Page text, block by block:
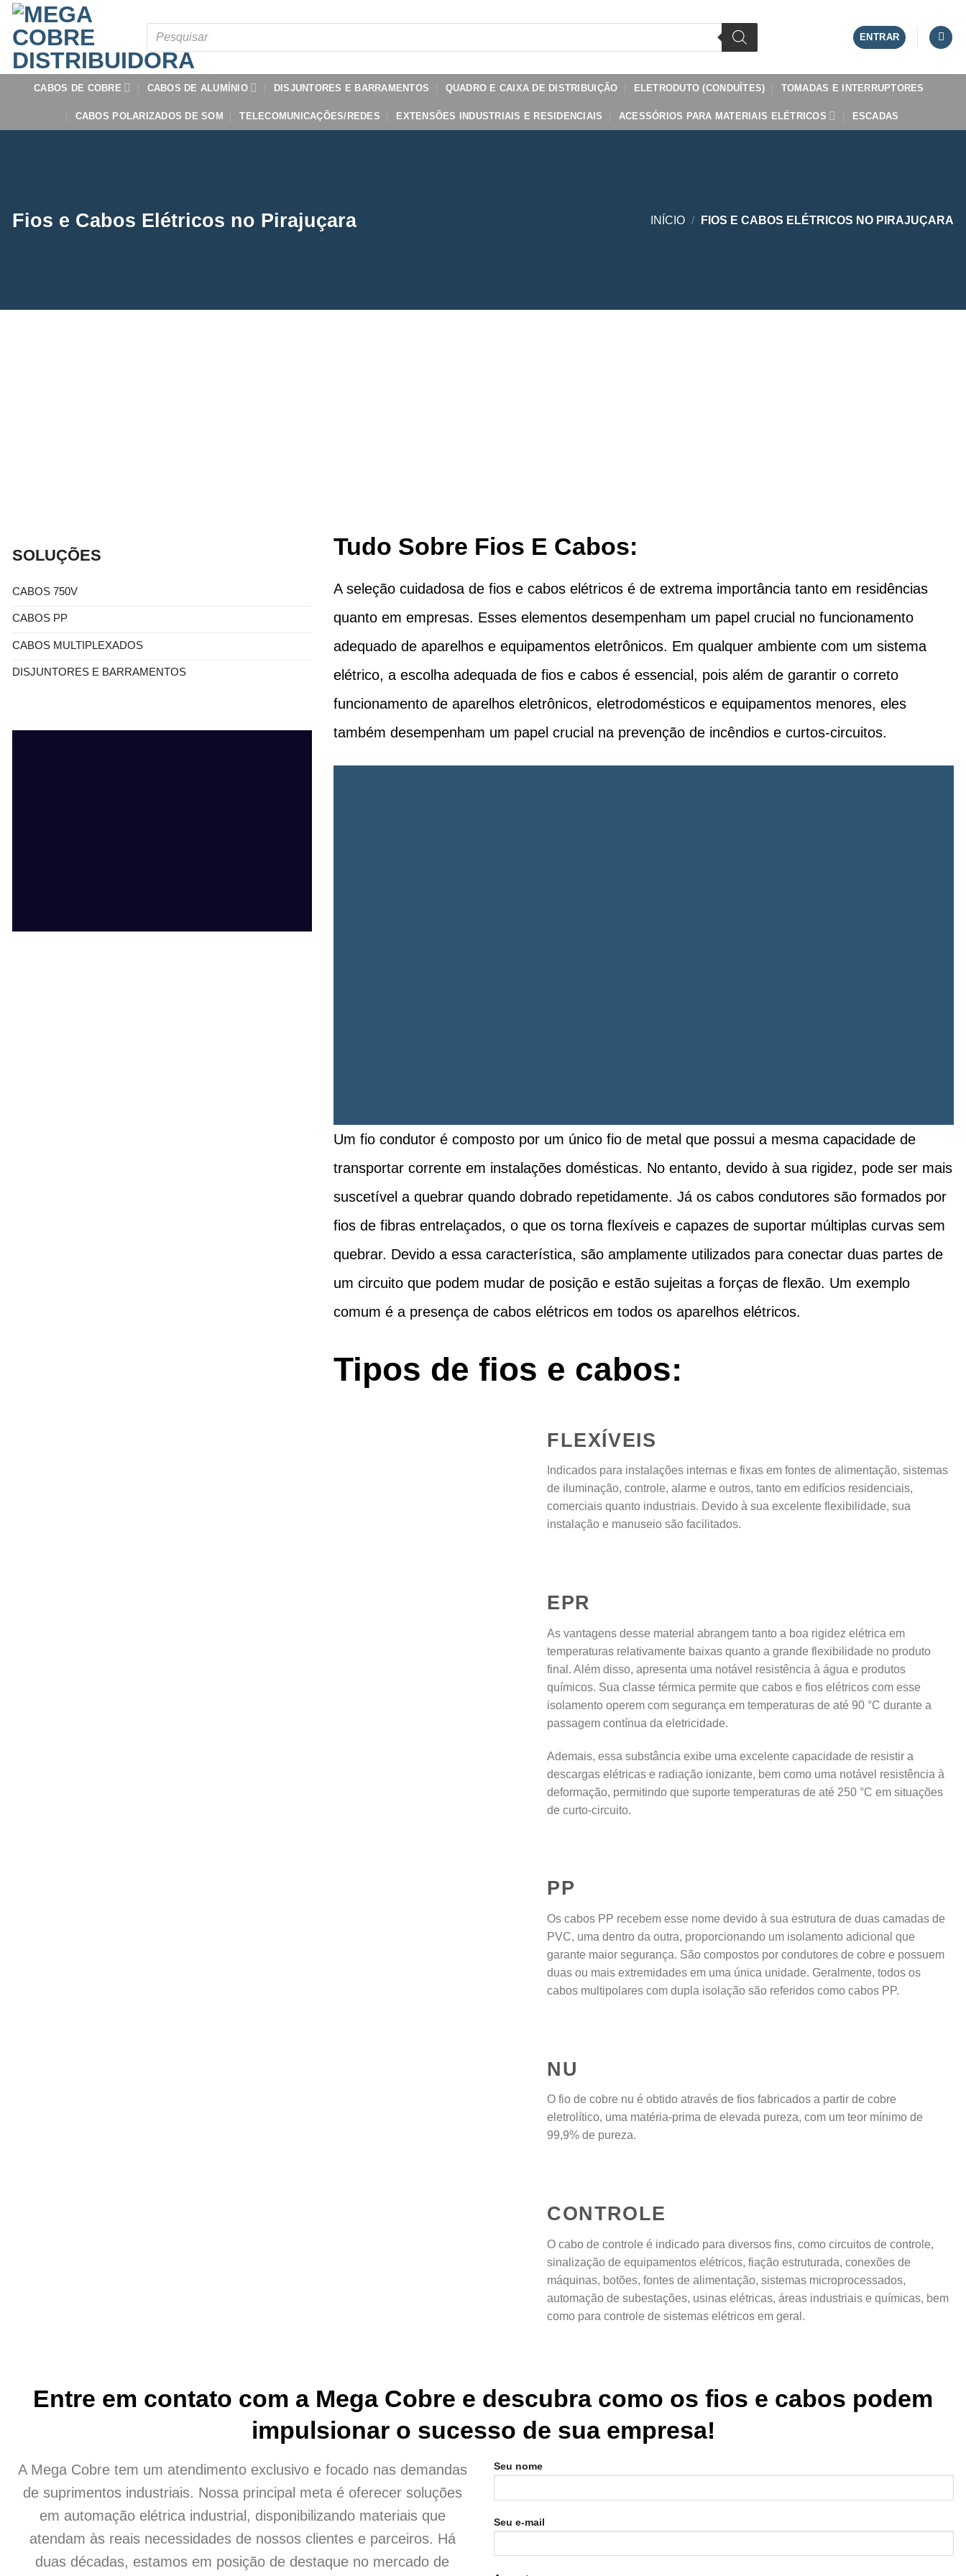
Skip
content
Pesquisar
produtos
ENTRAR
CABOS DE COBRE CABOS DE ALUMÍNIO DISJUNTORES E BARRAMENTOS QUADRO E CAIXA DE DISTRIBUIÇÃO ELETRODUTO (CONDUÍTES) TOMADAS E INTERRUPTORES
CABOS POLARIZADOS DE SOM TELECOMUNICAÇÕES/REDES EXTENSÕES INDUSTRIAIS E RESIDENCIAIS ACESSÓRIOS PARA MATERIAIS ELÉTRICOS ESCADAS
Fios e Cabos Elétricos no Pirajuçara INÍCIO / FIOS E CABOS ELÉTRICOS NO PIRAJUÇARA
SOLUÇÕES
CABOS 750V
CABOS PP
CABOS MULTIPLEXADOS
DISJUNTORES E BARRAMENTOS
Tudo Sobre Fios E Cabos:
A seleção cuidadosa de fios e cabos elétricos é de extrema importância tanto em residências
quanto em empresas. Esses elementos desempenham um papel crucial no funcionamento
adequado de aparelhos e equipamentos eletrônicos. Em qualquer ambiente com um sistema
elétrico, a escolha adequada de fios e cabos é essencial, pois além de garantir o correto
funcionamento de aparelhos eletrônicos, eletrodomésticos e equipamentos menores, eles
também desempenham um papel crucial na prevenção de incêndios e curtos-circuitos.
Um fio condutor é composto por um único fio de metal que possui a mesma capacidade de
transportar corrente em instalações domésticas. No entanto, devido à sua rigidez, pode ser mais
suscetível a quebrar quando dobrado repetidamente. Já os cabos condutores são formados por
fios de fibras entrelaçados, o que os torna flexíveis e capazes de suportar múltiplas curvas sem
quebrar. Devido a essa característica, são amplamente utilizados para conectar duas partes de
um circuito que podem mudar de posição e estão sujeitas a forças de flexão. Um exemplo
comum é a presença de cabos elétricos em todos os aparelhos elétricos.
Tipos de fios e cabos:
FLEXÍVEIS
Indicados para instalações internas e fixas em fontes de alimentação, sistemas
de iluminação, controle, alarme e outros, tanto em edifícios residenciais,
comerciais quanto industriais. Devido à sua excelente flexibilidade, sua
instalação e manuseio são facilitados.
EPR
As vantagens desse material abrangem tanto a boa rigidez elétrica em
temperaturas relativamente baixas quanto a grande flexibilidade no produto
final. Além disso, apresenta uma notável resistência à água e produtos
químicos. Sua classe térmica permite que cabos e fios elétricos com esse
isolamento operem com segurança em temperaturas de até 90 °C durante a
passagem contínua da eletricidade.
Ademais, essa substância exibe uma excelente capacidade de resistir a
descargas elétricas e radiação ionizante, bem como uma notável resistência à
deformação, permitindo que suporte temperaturas de até 250 °C em situações
de curto-circuito.
PP
Os cabos PP recebem esse nome devido à sua estrutura de duas camadas de
PVC, uma dentro da outra, proporcionando um isolamento adicional que
garante maior segurança. São compostos por condutores de cobre e possuem
duas ou mais extremidades em uma única unidade. Geralmente, todos os
cabos multipolares com dupla isolação são referidos como cabos PP.
NU
O fio de cobre nu é obtido através de fios fabricados a partir de cobre
eletrolítico, uma matéria-prima de elevada pureza, com um teor mínimo de
99,9% de pureza.
CONTROLE
O cabo de controle é indicado para diversos fins, como circuitos de controle,
sinalização de equipamentos elétricos, fiação estruturada, conexões de
máquinas, botões, fontes de alimentação, sistemas microprocessados,
automação de subestações, usinas elétricas, áreas industriais e químicas, bem
como para controle de sistemas elétricos em geral.
Entre em contato com a Mega Cobre e descubra como os fios e cabos podem
impulsionar o sucesso de sua empresa!
A Mega Cobre tem um atendimento exclusivo e focado nas demandas
de suprimentos industriais. Nossa principal meta é oferecer soluções
em automação elétrica industrial, disponibilizando materiais que
atendam às reais necessidades de nossos clientes e parceiros. Há
duas décadas, estamos em posição de destaque no mercado de
Seu nome
Seu e-mail